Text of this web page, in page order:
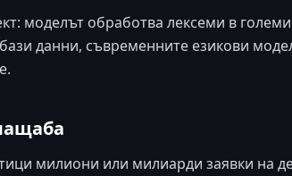
моделът обработва лексеми в
данни, съвременните езикови
милиони или милиарди заявки на